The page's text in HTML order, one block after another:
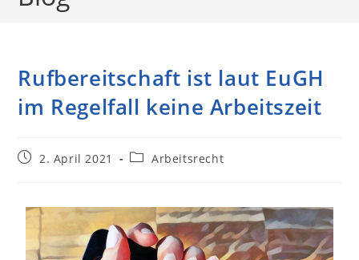
Rufbereitschaft ist laut EuGH
im Regelfall keine Arbeitszeit
2. April 2021 Arbeitsrecht